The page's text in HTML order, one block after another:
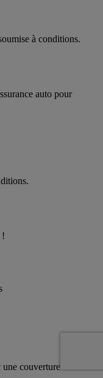
à conditions.
auto pour
!
une couverture